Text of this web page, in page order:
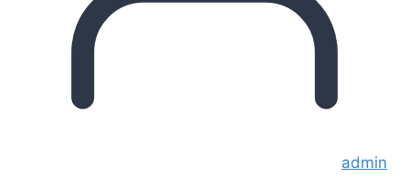
admin